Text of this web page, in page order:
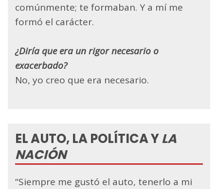
comúnmente; te formaban. Y a mí me
formó el carácter.
¿Diría que era un rigor necesario o
exacerbado?
No, yo creo que era necesario.
EL AUTO, LA POLÍTICA YLA
NACIÓN
“Siempre me gustó el auto, tenerlo a mi